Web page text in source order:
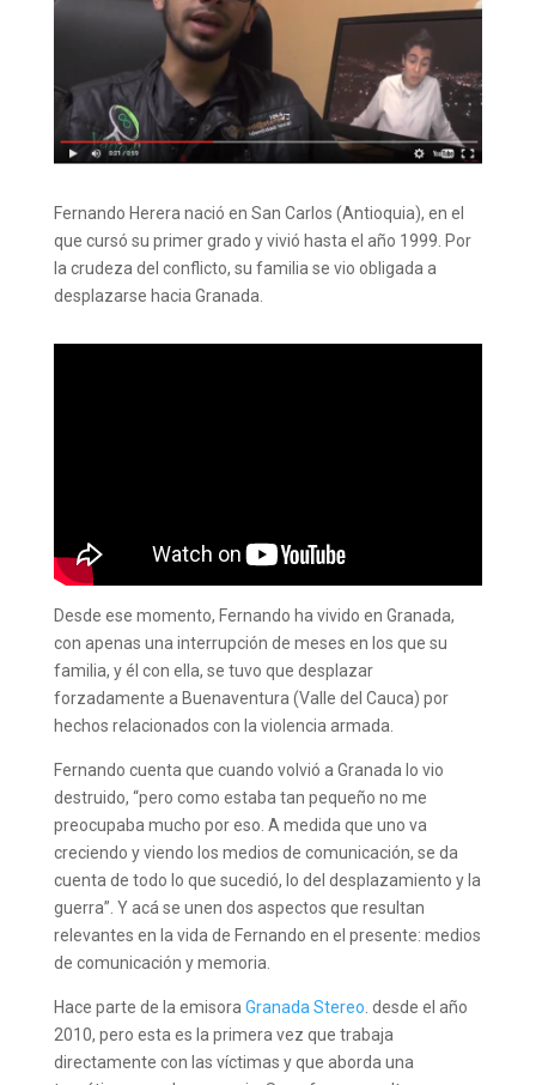
Fernando Herera nació en San Carlos (Antioquia), en el
que cursó su primer grado y vivió hasta el año 1999. Por
la crudeza del conflicto, su familia se vio obligada a
desplazarse hacia Granada.
Desde ese momento, Fernando ha vivido en Granada,
con apenas una interrupción de meses en los que su
familia, y él con ella, se tuvo que desplazar
forzadamente a Buenaventura (Valle del Cauca) por
hechos relacionados con la violencia armada.
Fernando cuenta que cuando volvió a Granada lo vio
destruido, “pero como estaba tan pequeño no me
preocupaba mucho por eso. A medida que uno va
creciendo y viendo los medios de comunicación, se da
cuenta de todo lo que sucedió, lo del desplazamiento y la
guerra”. Y acá se unen dos aspectos que resultan
relevantes en la vida de Fernando en el presente: medios
de comunicación y memoria.
Hace parte de la emisora Granada Stereo . desde el año
2010, pero esta es la primera vez que trabaja
directamente con las víctimas y que aborda una